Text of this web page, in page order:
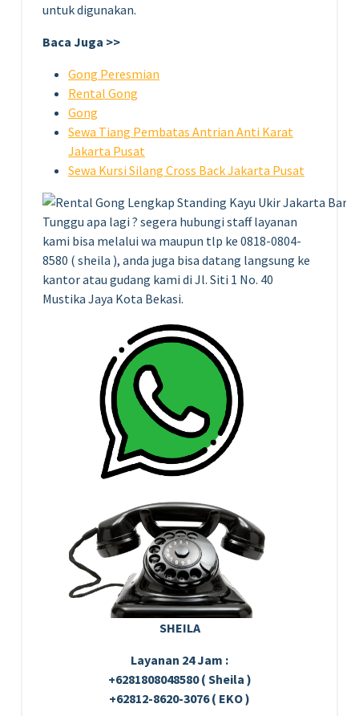
untuk digunakan.
Baca Juga >>
Gong Peresmian
Rental Gong
Gong
Sewa Tiang Pembatas Antrian Anti Karat
Jakarta Pusat
Sewa Kursi Silang Cross Back Jakarta Pusat
Tunggu apa lagi ? segera hubungi staff layanan
kami bisa melalui wa maupun tlp ke 0818-0804-
8580 ( sheila ), anda juga bisa datang langsung ke
kantor atau gudang kami di Jl. Siti 1 No. 40
Mustika Jaya Kota Bekasi.
SHEILA
Layanan 24 Jam :
+6281808048580 ( Sheila )
+62812-8620-3076 ( EKO )